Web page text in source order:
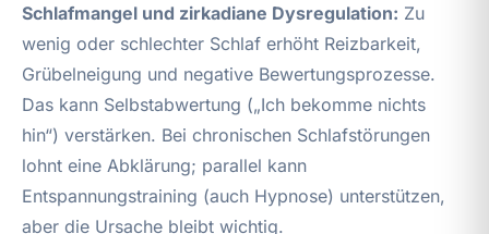
Schlafmangel und zirkadiane Dysregulation: Zu
wenig oder schlechter Schlaf erhöht Reizbarkeit,
Grübelneigung und negative Bewertungsprozesse.
Das kann Selbstabwertung („Ich bekomme nichts
hin“) verstärken. Bei chronischen Schlafstörungen
lohnt eine Abklärung; parallel kann
Entspannungstraining (auch Hypnose) unterstützen,
aber die Ursache bleibt wichtig.